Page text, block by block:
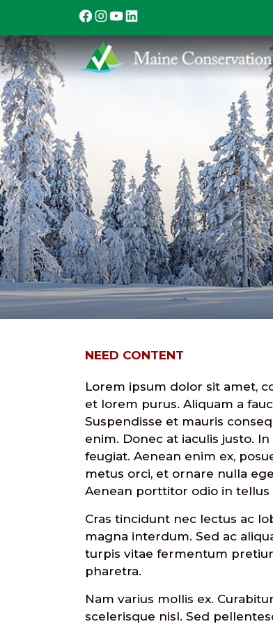
NEED CONTENT
Lorem ipsum dolor sit amet,
et lorem purus. Aliquam a
Suspendisse et mauris
enim. Donec at iaculis justo.
feugiat. Aenean enim ex,
metus orci, et ornare nulla
Aenean porttitor odio in tellus
Cras tincidunt nec lectus ac
magna interdum. Sed ac
turpis vitae fermentum
pharetra.
Nam varius mollis ex.
scelerisque nisl. Sed